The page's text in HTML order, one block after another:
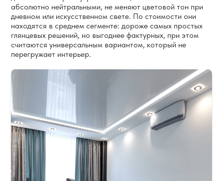
абсолютно нейтральными, не меняют цветовой тон при
дневном или искусственном свете. По стоимости они
находятся в среднем сегменте: дороже самых простых
глянцевых решений, но выгоднее фактурных, при этом
считаются универсальным вариантом, который не
перегружает интерьер.